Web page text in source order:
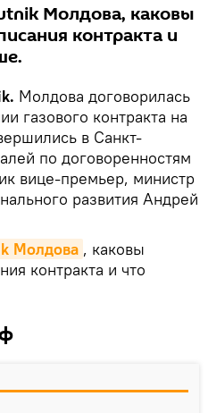
Молдова, каковы
контракта и
Молдова договорилась
газового контракта на
в Санкт-
по договоренностям
вице-премьер, министр
развития Андрей
Молдова , каковы
контракта и что